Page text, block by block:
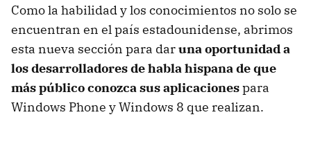
Como la habilidad y los conocimientos no solo se
encuentran en el país estadounidense, abrimos
esta nueva sección para daruna oportunidad a
los desarrolladores de habla hispana de que
más público conozca sus aplicacionespara
Windows Phone y Windows 8 que realizan.